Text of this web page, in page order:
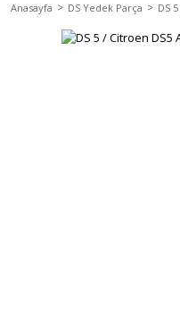
Anasayfa DS Yedek Parça DS